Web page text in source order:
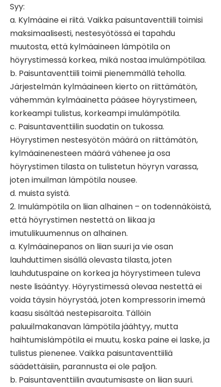
Syy:
a. Kylmäaine ei riitä. Vaikka paisuntaventtiili toimisi
maksimaalisesti, nestesyötössä ei tapahdu
muutosta, että kylmäaineen lämpötila on
höyrystimessä korkea, mikä nostaa imulämpötilaa.
b. Paisuntaventtiili toimii pienemmällä teholla.
Järjestelmän kylmäaineen kierto on riittämätön,
vähemmän kylmäainetta pääsee höyrystimeen,
korkeampi tulistus, korkeampi imulämpötila.
c. Paisuntaventtiilin suodatin on tukossa.
Höyrystimen nestesyötön määrä on riittämätön,
kylmäainenesteen määrä vähenee ja osa
höyrystimen tilasta on tulistetun höyryn varassa,
joten imuilman lämpötila nousee.
d. muista syistä.
2. Imulämpötila on liian alhainen – on todennäköistä,
että höyrystimen nestettä on liikaa ja
imutulikuumennus on alhainen.
a. Kylmäainepanos on liian suuri ja vie osan
lauhduttimen sisällä olevasta tilasta, joten
lauhdutuspaine on korkea ja höyrystimeen tuleva
neste lisääntyy. Höyrystimessä olevaa nestettä ei
voida täysin höyrystää, joten kompressorin imemä
kaasu sisältää nestepisaroita. Tällöin
paluuilmakanavan lämpötila jäähtyy, mutta
haihtumislämpötila ei muutu, koska paine ei laske, ja
tulistus pienenee. Vaikka paisuntaventtiiliä
säädettäisiin, parannusta ei ole paljon.
b. Paisuntaventtiilin avautumisaste on liian suuri.